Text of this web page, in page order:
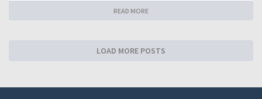
READ MORE
LOAD MORE POSTS